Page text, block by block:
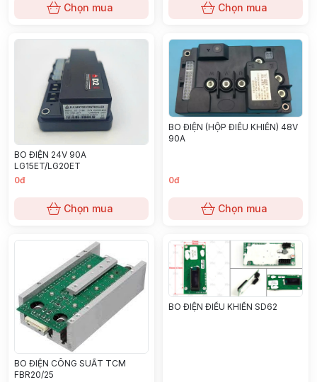
Chọn mua Chọn mua
BO ĐIỆN 24V 90A
LG15ET/LG20ET
0đ
Chọn mua
BO ĐIỆN (HỘP ĐIỀU KHIỂN) 48V
90A
0đ
Chọn mua
BO ĐIỆN CÔNG SUẤT TCM
FBR20/25
BO ĐIỆN ĐIỀU KHIỂN SD62